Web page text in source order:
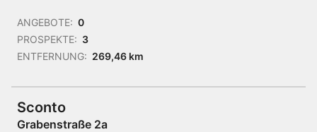
ANGEBOTE: 0
PROSPEKTE: 3
ENTFERNUNG: 269,46 km
Sconto
Grabenstraße 2a